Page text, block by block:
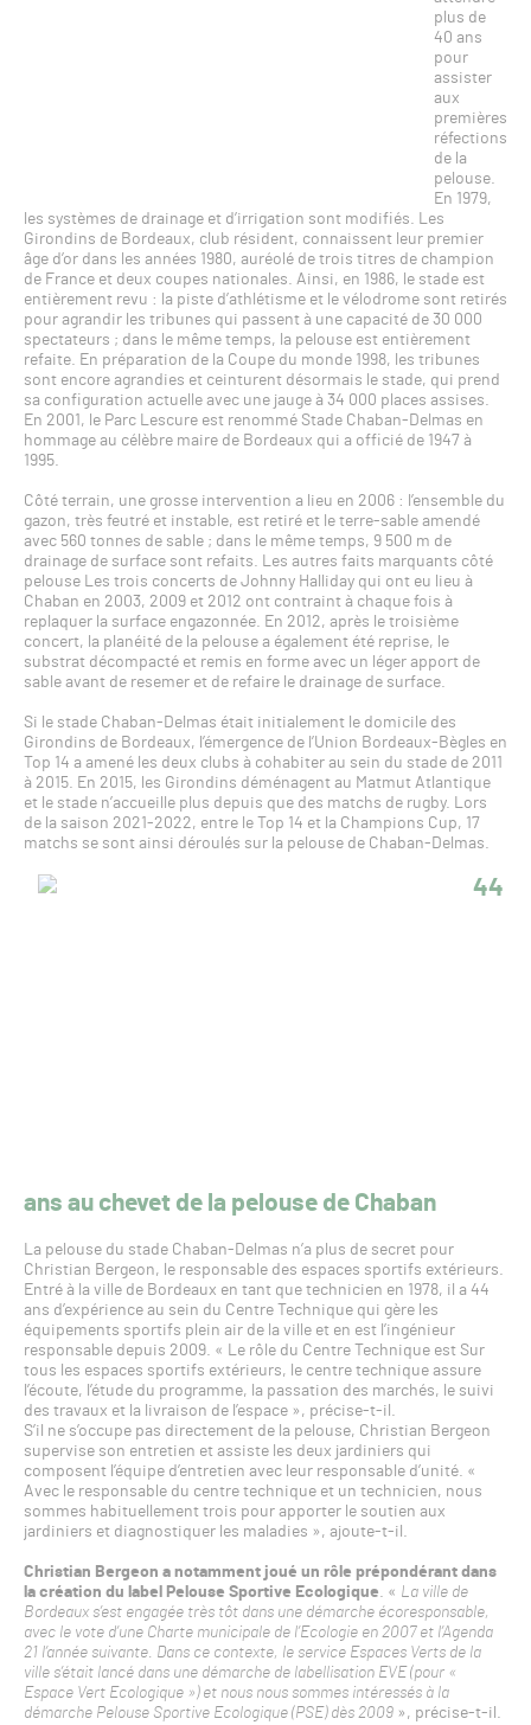
plus de
40 ans
pour
assister
aux
premières
réfections
de la
pelouse.
En 1979,
les systèmes de drainage et d’irrigation sont modifiés. Les
Girondins de Bordeaux, club résident, connaissent leur premier
âge d’or dans les années 1980, auréolé de trois titres de champion
de France et deux coupes nationales. Ainsi, en 1986, le stade est
entièrement revu : la piste d’athlétisme et le vélodrome sont retirés
pour agrandir les tribunes qui passent à une capacité de 30 000
spectateurs ; dans le même temps, la pelouse est entièrement
refaite. En préparation de la Coupe du monde 1998, les tribunes
sont encore agrandies et ceinturent désormais le stade, qui prend
sa configuration actuelle avec une jauge à 34 000 places assises.
En 2001, le Parc Lescure est renommé Stade Chaban-Delmas en
hommage au célèbre maire de Bordeaux qui a officié de 1947 à
1995.
Côté terrain, une grosse intervention a lieu en 2006 : l’ensemble du
gazon, très feutré et instable, est retiré et le terre-sable amendé
avec 560 tonnes de sable ; dans le même temps, 9 500 m de
drainage de surface sont refaits. Les autres faits marquants côté
pelouse Les trois concerts de Johnny Halliday qui ont eu lieu à
Chaban en 2003, 2009 et 2012 ont contraint à chaque fois à
replaquer la surface engazonnée. En 2012, après le troisième
concert, la planéité de la pelouse a également été reprise, le
substrat décompacté et remis en forme avec un léger apport de
sable avant de resemer et de refaire le drainage de surface.
Si le stade Chaban-Delmas était initialement le domicile des
Girondins de Bordeaux, l’émergence de l’Union Bordeaux-Bègles en
Top 14 a amené les deux clubs à cohabiter au sein du stade de 2011
à 2015. En 2015, les Girondins déménagent au Matmut Atlantique
et le stade n’accueille plus depuis que des matchs de rugby. Lors
de la saison 2021-2022, entre le Top 14 et la Champions Cup, 17
matchs se sont ainsi déroulés sur la pelouse de Chaban-Delmas.
44
ans au chevet de la pelouse de Chaban
La pelouse du stade Chaban-Delmas n’a plus de secret pour
Christian Bergeon, le responsable des espaces sportifs extérieurs.
Entré à la ville de Bordeaux en tant que technicien en 1978, il a 44
ans d’expérience au sein du Centre Technique qui gère les
équipements sportifs plein air de la ville et en est l’ingénieur
responsable depuis 2009. « Le rôle du Centre Technique est Sur
tous les espaces sportifs extérieurs, le centre technique assure
l’écoute, l’étude du programme, la passation des marchés, le suivi
des travaux et la livraison de l’espace », précise-t-il.
S’il ne s’occupe pas directement de la pelouse, Christian Bergeon
supervise son entretien et assiste les deux jardiniers qui
composent l’équipe d’entretien avec leur responsable d’unité. «
Avec le responsable du centre technique et un technicien, nous
sommes habituellement trois pour apporter le soutien aux
jardiniers et diagnostiquer les maladies », ajoute-t-il.
Christian Bergeon a notamment joué un rôle prépondérant dans
la création du label Pelouse Sportive Ecologique . « La ville de
Bordeaux s’est engagée très tôt dans une démarche écoresponsable,
avec le vote d’une Charte municipale de l’Ecologie en 2007 et l’Agenda
21 l’année suivante. Dans ce contexte, le service Espaces Verts de la
ville s’était lancé dans une démarche de labellisation EVE (pour «
Espace Vert Ecologique ») et nous nous sommes intéressés à la
démarche Pelouse Sportive Ecologique (PSE) dès 2009», précise-t-il.